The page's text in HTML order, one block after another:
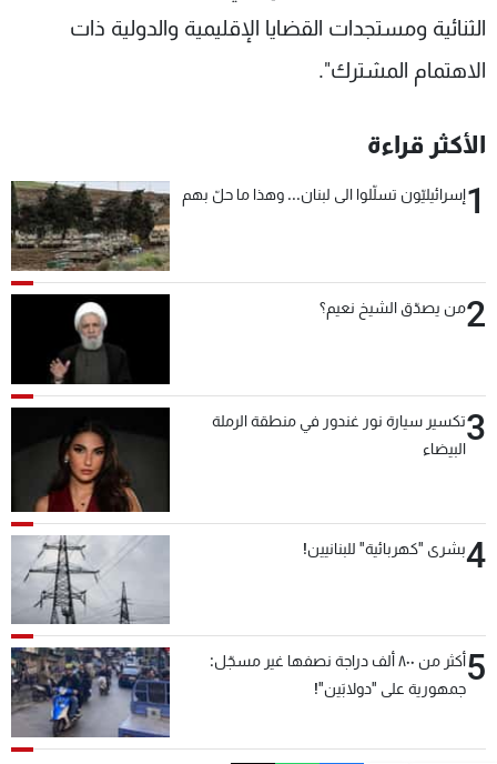
الثنائية ومستجدات القضايا الإقليمية والدولية ذات
الاهتمام المشترك".
الأكثر قراءة
1إسرائيليّون تسلّلوا الى لبنان... وهذا ما حلّ بهم
2من يصدّق الشيخ نعيم؟
3تكسير سيارة نور غندور في منطقة الرملة
البيضاء
4بشرى "كهربائية" للبنانيين!
5
أكثر من ٨٠٠ ألف دراجة نصفها غير مسجّل:
جمهورية على "دولابَين"!